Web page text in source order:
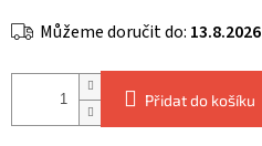
Můžeme doručit do: 13.8.2026
Přidat do košíku